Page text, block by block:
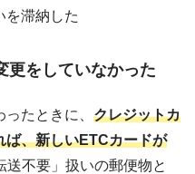
を滞納した
更をしていなかった
たときに、 クレジットカ
ば、新しいETCカードが
送不要」扱いの郵便物と